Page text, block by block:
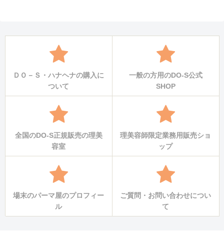
ＤＯ－Ｓ・ハナヘナの購入に
ついて
一般の方用のDO-S公式
SHOP
全国のDO-S正規販売の理美
容室
理美容師限定業務用販売ショ
ップ
場末のパーマ屋のプロフィー
ル
ご質問・お問い合わせについ
て